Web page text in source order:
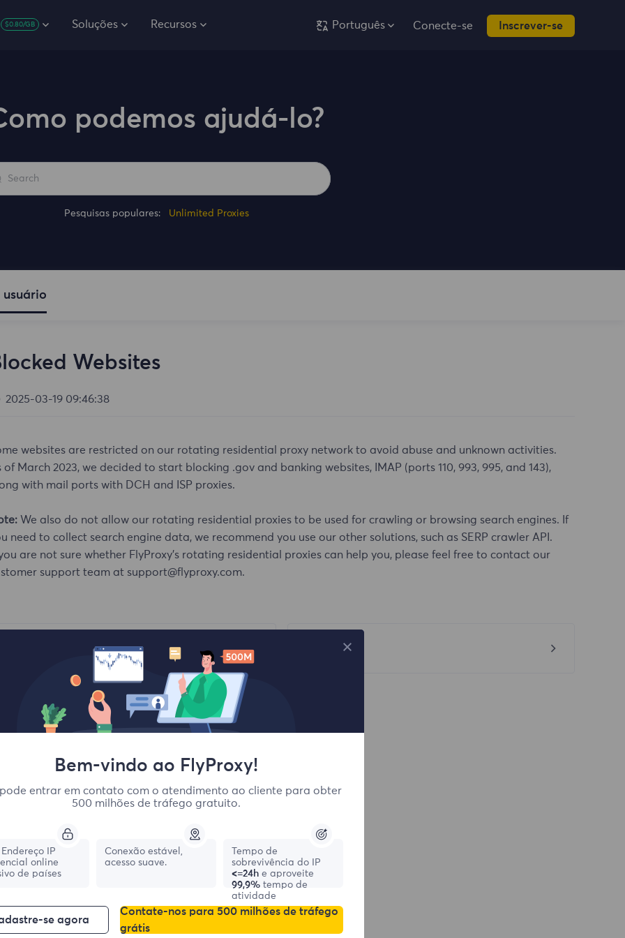
$0.80/GB Soluções Recursos Português Conecte-se Inscrever-se
podemos ajudá-lo?
Pesquisas populares: Unlimited Proxies
usuário
Websites
2025-03-19 09:46:38
websites are restricted on our rotating residential proxy network to avoid abuse and unknown activities.
of March 2023, we decided to start blocking .gov and banking websites, IMAP (ports 110, 993, 995, and 143),
with mail ports with DCH and ISP proxies.
We also do not allow our rotating residential proxies to be used for crawling or browsing search engines. If
need to collect search engine data, we recommend you use our other solutions, such as SERP crawler API.
are not sure whether FlyProxy's rotating residential proxies can help you, please feel free to contact our
support team at support@flyproxy.com.
Response Codes
Bem-vindo ao FlyProxy!
entrar em contato com o atendimento ao cliente para obter
500 milhões de tráfego gratuito.
IP
online
de países
Conexão estável,
acesso suave.
Tempo de
sobrevivência do IP
<=24h e aproveite
99,9% tempo de
atividade
se agora
Contate-nos para 500 milhões de tráfego
grátis